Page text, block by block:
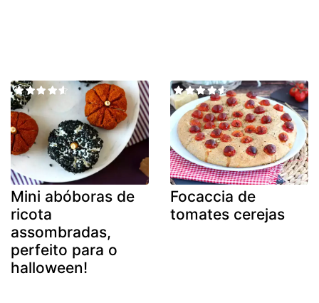
Mini abóboras de
ricota
assombradas,
perfeito para o
halloween!
Focaccia de
tomates cerejas